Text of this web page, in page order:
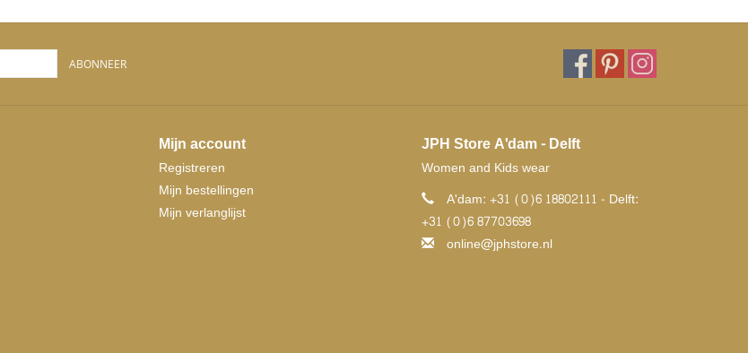
ABONNEER
Mijn account
Registreren
Mijn bestellingen
Mijn verlanglijst
JPH Store A'dam - Delft
Women and Kids wear
A'dam: +31 (0)6 18802111 - Delft:
+31 (0)6 87703698
online@jphstore.nl